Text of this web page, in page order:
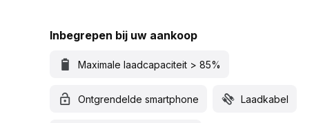
Inbegrepen bij uw aankoop
Maximale laadcapaciteit > 85%
Ontgrendelde smartphone Laadkabel